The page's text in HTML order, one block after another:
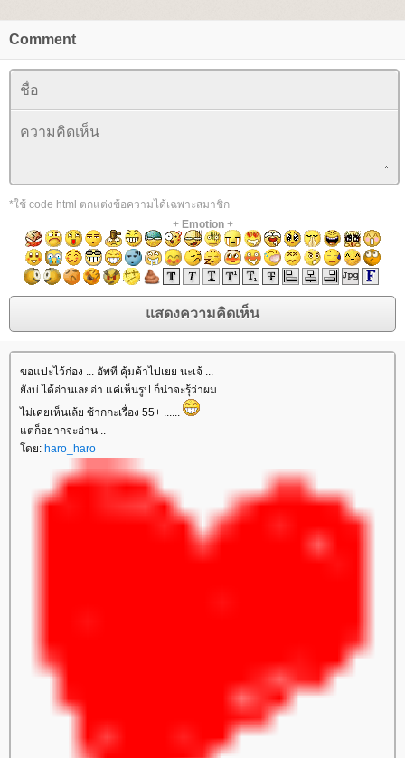
Comment
*ใช้ code html ตกแต่งข้อความได้เฉพาะสมาชิก
+ Emotion+
ขอแปะไว้ก่อง ... อัพที คุ้มค้าไปเยย นะเจ้ ...
ังบ่ ได้อ่านเลยอ่า แค่เห็นรูป ก็น่าจะรุ้ว่าผม
ไม่เคยเห็นเล้ย ซ้ากกะเรื่อง 55+ ......
ต่ก็อยากจะอ่าน ..
ดย: haro_haro